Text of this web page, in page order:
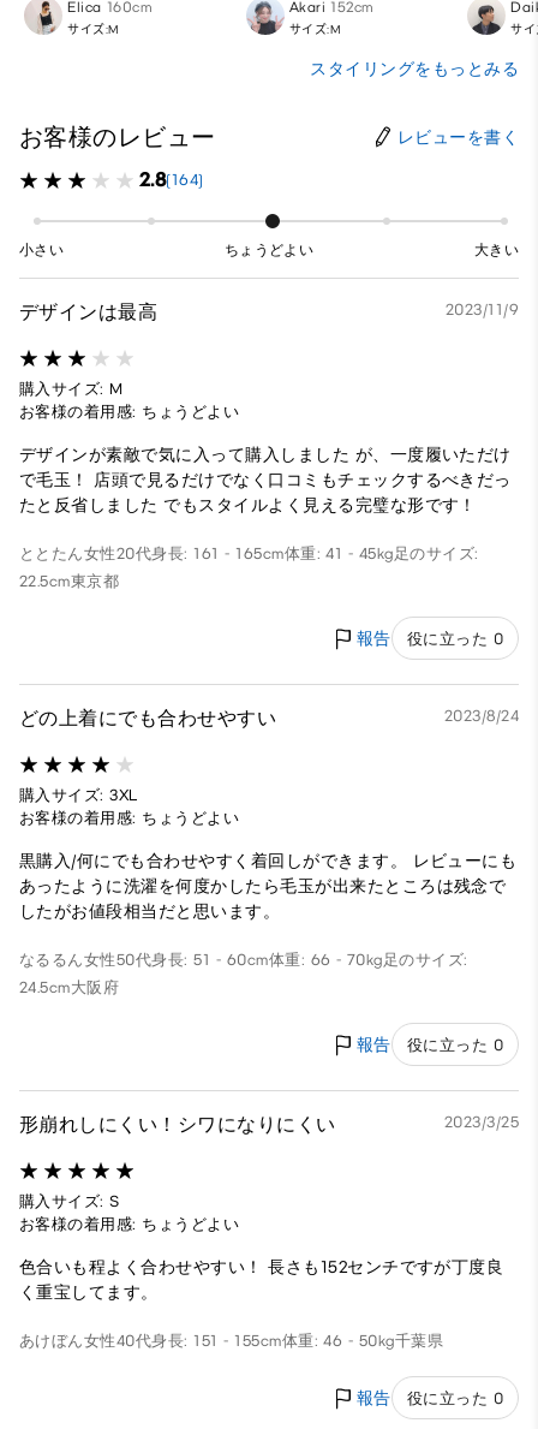
Elica 160cm
サイズ:M
Akari 152cm
サイズ:M サ
スタイリングをもっとみる
お客様のレビュー レビューを書く
2.8(164)
小さい ちょうどよい 大きい
デザインは最高 2023/11/9
購入サイズ: M
お客様の着用感: ちょうどよい
デザインが素敵で気に入って購入しました が、一度履いただけ
で毛玉！ 店頭で見るだけでなく口コミもチェックするべきだっ
たと反省しました でもスタイルよく見える完璧な形です！
ととたん女性20代身長: 161 - 165cm体重: 41 - 45kg足のサイズ:
22.5cm東京都
報告 役に立った 0
どの上着にでも合わせやすい 2023/8/24
購入サイズ: 3XL
お客様の着用感: ちょうどよい
黒購入/何にでも合わせやすく着回しができます。 レビューにも
あったように洗濯を何度かしたら毛玉が出来たところは残念で
したがお値段相当だと思います。
なるるん女性50代身長: 51 - 60cm体重: 66 - 70kg足のサイズ:
24.5cm大阪府
報告 役に立った 0
形崩れしにくい！シワになりにくい 2023/3/25
購入サイズ: S
お客様の着用感: ちょうどよい
色合いも程よく合わせやすい！ 長さも152センチですが丁度良
く重宝してます。
あけぼん女性40代身長: 151 - 155cm体重: 46 - 50kg千葉県
報告 役に立った 0